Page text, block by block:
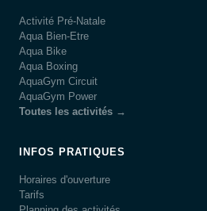
Activité Pré-Natale
Aqua Bien-Etre
Aqua Bike
Aqua Boxing
AquaGym Circuit
AquaGym Power
Toutes les activités →
INFOS PRATIQUES
Horaires d'ouverture
Tarifs